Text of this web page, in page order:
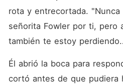
rota y entrecortada.
señorita Fowler por ti, pero
también te estoy
Él abrió la boca para
cortó antes de que pudiera